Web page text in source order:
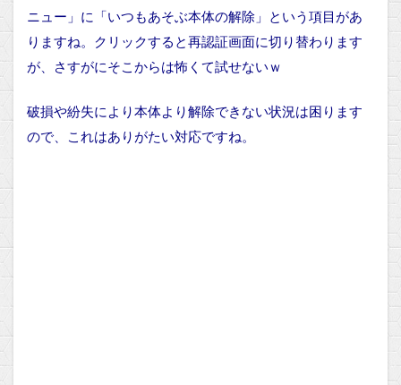
ニュー 」 に「いつもあそぶ本体の解除」という項目があ
りますね。クリックすると再認証画面に切り替わります
が、さすがにそこからは怖くて試せないｗ
破損や紛失により本体より解除できない状況は困ります
ので、これはありがたい対応ですね。